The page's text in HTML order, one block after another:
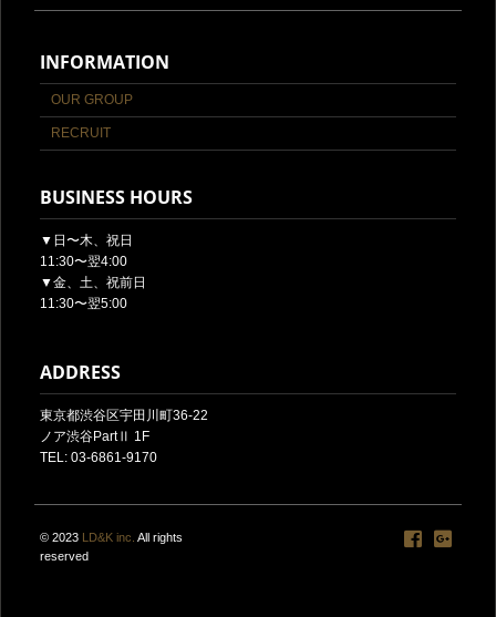
INFORMATION
OUR GROUP
RECRUIT
BUSINESS HOURS
▼日〜木、祝日
11:30〜翌4:00
▼金、土、祝前日
11:30〜翌5:00
ADDRESS
東京都渋谷区宇田川町36-22
ノア渋谷PartⅡ 1F
TEL: 03-6861-9170
© 2023 LD&K inc. All rights
reserved